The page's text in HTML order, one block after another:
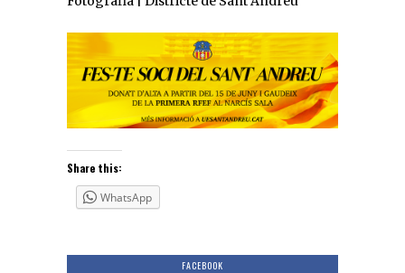
Share this:
WhatsApp
FACEBOOK